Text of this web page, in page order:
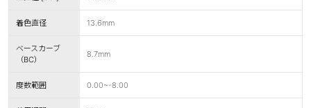
着色直径 13.6mm
ベースカーブ
（BC）
8.7mm
度数範囲 0.00~-8.00